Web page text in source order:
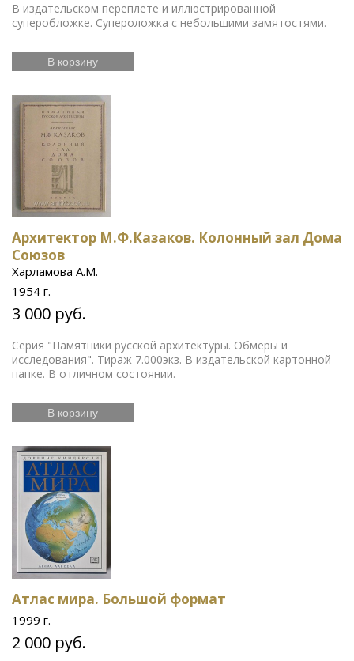
В издательском переплете и иллюстрированной
суперобложке. Супероложка с небольшими замятостями.
В корзину
Архитектор М.Ф.Казаков. Колонный зал Дома
Союзов
Харламова А.М.
1954 г.
3 000 руб.
Серия "Памятники русской архитектуры. Обмеры и
исследования". Тираж 7.000экз. В издательской картонной
папке. В отличном состоянии.
В корзину
Атлас мира. Большой формат
1999 г.
2 000 руб.